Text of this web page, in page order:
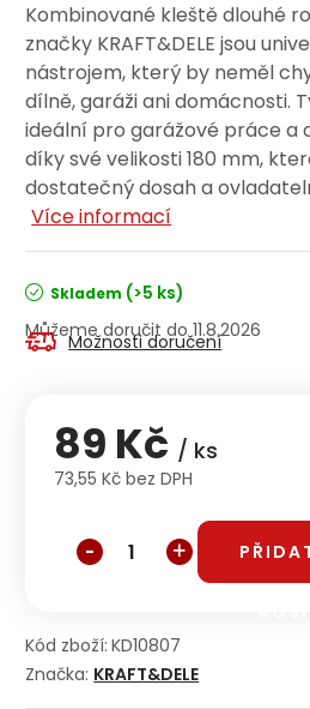
Kombinované kleště dlouhé
značky KRAFT&DELE jsou
nástrojem, který by neměl
dílně, garáži ani domácnosti.
ideální pro garážové práce a
díky své velikosti 180 mm,
dostatečný dosah a
Více informací
Skladem (>5 ks)
11.8.2026
Možnosti doručení
89 Kč / ks
73,55 Kč bez DPH
Kód zboží: KD10807
Značka: KRAFT&DELE